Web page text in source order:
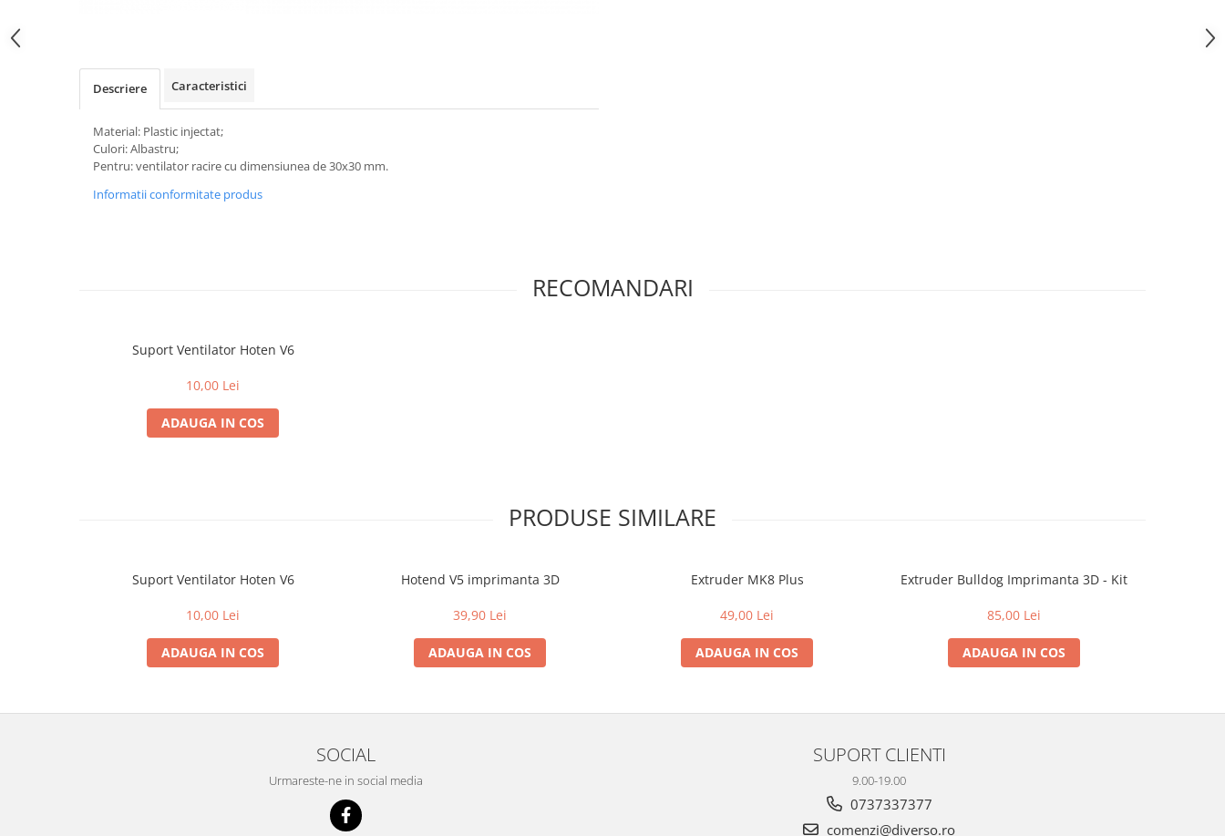
Descriere Caracteristici
Material: Plastic injectat;
Culori: Albastru;
Pentru: ventilator racire cu dimensiunea de 30x30 mm.
Informatii conformitate produs
RECOMANDARI
Suport Ventilator Hoten V6
10,00 Lei
ADAUGA IN COS
PRODUSE SIMILARE
Suport Ventilator Hoten V6
10,00 Lei
ADAUGA IN COS
Hotend V5 imprimanta 3D
39,90 Lei
ADAUGA IN COS
Extruder MK8 Plus
49,00 Lei
ADAUGA IN COS
Extruder Bulldog Imprimanta 3D - Kit
85,00 Lei
ADAUGA IN COS
SOCIAL
Urmareste-ne in social media
SUPORT CLIENTI
9.00-19.00
0737337377
comenzi@diverso.ro